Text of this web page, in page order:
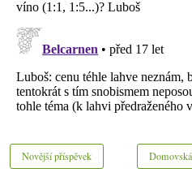
Novější příspěvek